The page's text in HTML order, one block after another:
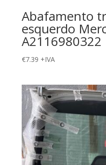
Abafamento
esquerdo
A2116980322
€7.39 +IVA